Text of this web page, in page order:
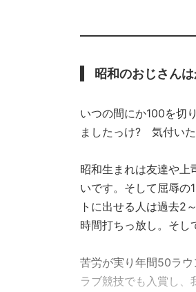
昭和のおじさん
いつの間にか100を切
ましたっけ? 気付い
昭和生まれは友達や上
いです。そして屈辱の
トに出せる人は過去2
時間打ちっ放し。そし
苦労が実り年間50ラ
ラブ競技でも入賞し